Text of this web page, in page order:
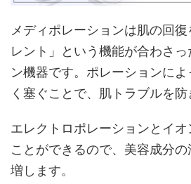
メディポレーションは肌の回
レント」という機能が合わさ
ン機器です。ポレーションに
く塞ぐことで、肌トラブルを防
エレクトロポレーションとイ
ことができるので、美容成分
増します。